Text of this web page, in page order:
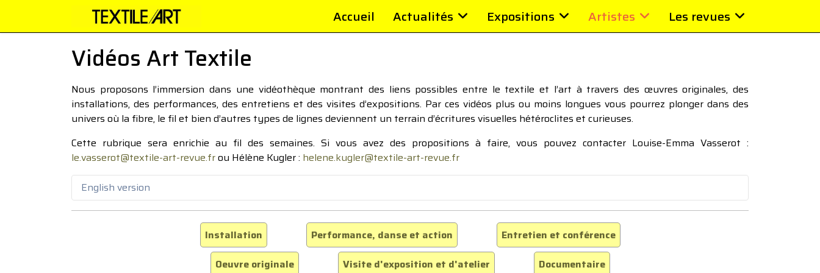
Accueil Actualités Expositions Artistes Les revues
Vidéos Art Textile
Nous proposons l’immersion dans une vidéothèque montrant des liens possibles entre le textile et l’art à travers des œuvres originales, des
installations, des performances, des entretiens et des visites d’expositions. Par ces vidéos plus ou moins longues vous pourrez plonger dans des
univers où la fibre, le fil et bien d’autres types de lignes deviennent un terrain d’écritures visuelles hétéroclites et curieuses.
Cette rubrique sera enrichie au fil des semaines. Si vous avez des propositions à faire, vous pouvez contacter Louise-Emma Vasserot :
le.vasserot@textile-art-revue.frou Hélène Kugler : helene.kugler@textile-art-revue.fr
English version
Installation Performance, danse et action
Entretien et conférence
Oeuvre originale
Visite d'exposition et d'atelier Documentaire